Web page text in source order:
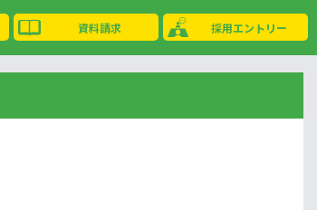
資料請求 採用エントリー